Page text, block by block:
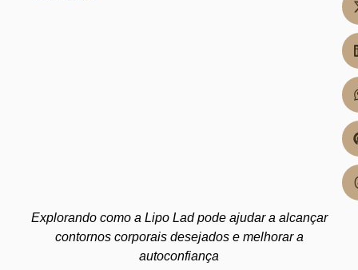
Explorando como a Lipo Lad pode ajudar a alcançar
contornos corporais desejados e melhorar a
autoconfiança